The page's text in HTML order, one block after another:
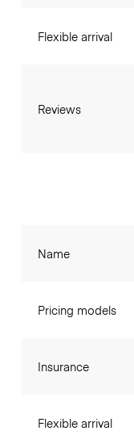
Flexible arrival
Reviews
Name
Pricing models
Insurance
Flexible arrival